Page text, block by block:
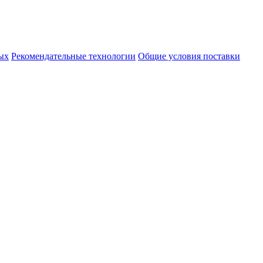
Рекомендательные технологии Общие условия поставки